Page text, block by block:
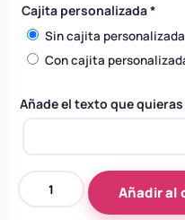
Cajita personalizada*
Sin cajita personalizada
Con cajita
Añade el texto que
Añadir al